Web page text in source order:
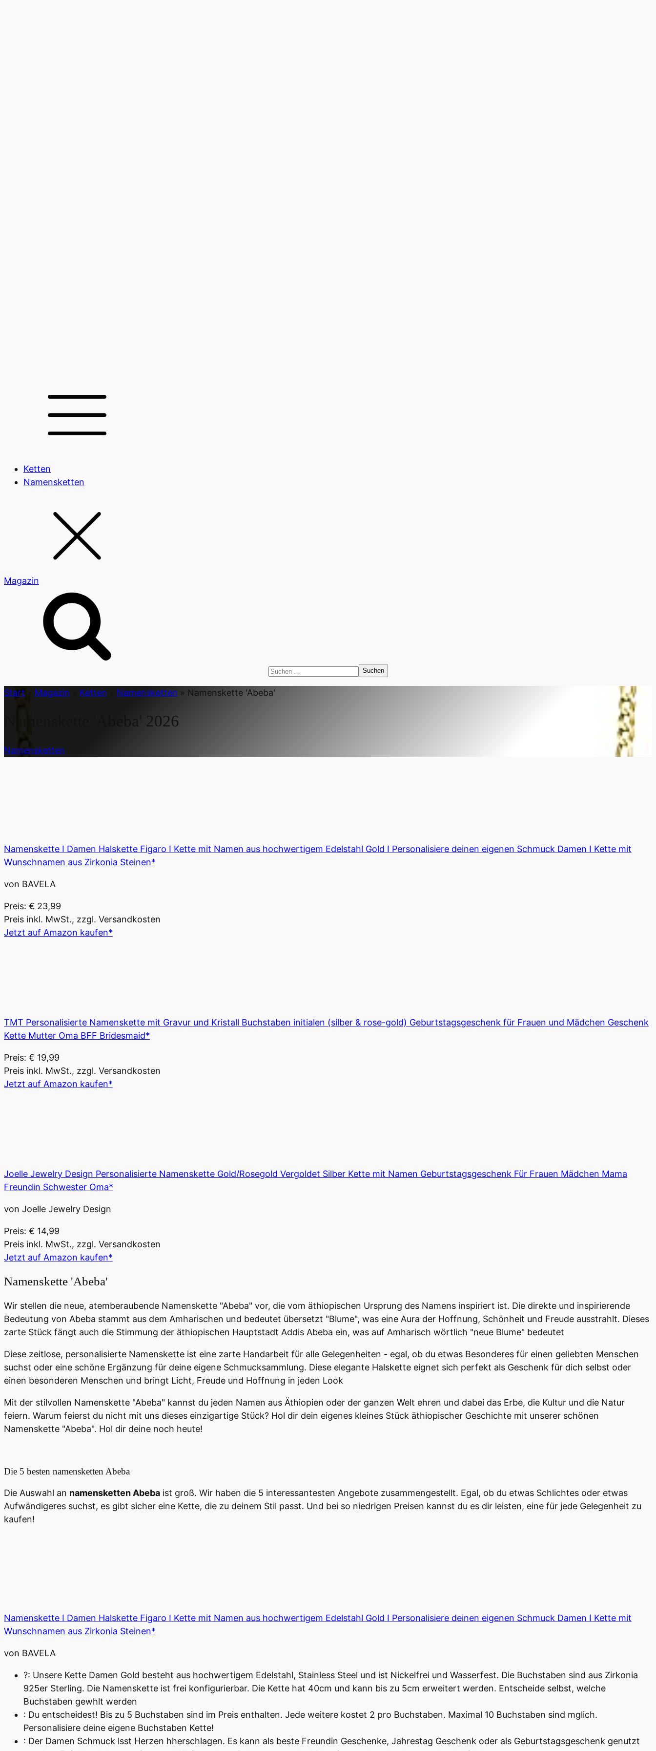
Ketten
Namensketten
Magazin
Suchen
Start
Magazin Ketten Namensketten » Namenskette 'Abeba'
Namenskette 'Abeba' 2026
Namensketten
Namenskette I Damen Halskette Figaro I Kette mit Namen aus hochwertigem Edelstahl Gold I Personalisiere deinen eigenen Schmuck Damen I Kette mit
Wunschnamen aus Zirkonia Steinen*
von BAVELA
Preis: € 23,99
Preis inkl. MwSt., zzgl. Versandkosten
Jetzt auf Amazon kaufen*
TMT Personalisierte Namenskette mit Gravur und Kristall Buchstaben initialen (silber & rose-gold) Geburtstagsgeschenk für Frauen und Mädchen Geschenk
Kette Mutter Oma BFF Bridesmaid*
Preis: € 19,99
Preis inkl. MwSt., zzgl. Versandkosten
Jetzt auf Amazon kaufen*
Joelle Jewelry Design Personalisierte Namenskette Gold/Rosegold Vergoldet Silber Kette mit Namen Geburtstagsgeschenk Für Frauen Mädchen Mama
Freundin Schwester Oma*
von Joelle Jewelry Design
Preis: € 14,99
Preis inkl. MwSt., zzgl. Versandkosten
Jetzt auf Amazon kaufen*
Namenskette 'Abeba'
Wir stellen die neue, atemberaubende Namenskette "Abeba" vor, die vom äthiopischen Ursprung des Namens inspiriert ist. Die direkte und inspirierende
Bedeutung von Abeba stammt aus dem Amharischen und bedeutet übersetzt "Blume", was eine Aura der Hoffnung, Schönheit und Freude ausstrahlt. Dieses
zarte Stück fängt auch die Stimmung der äthiopischen Hauptstadt Addis Abeba ein, was auf Amharisch wörtlich "neue Blume" bedeutet
Diese zeitlose, personalisierte Namenskette ist eine zarte Handarbeit für alle Gelegenheiten - egal, ob du etwas Besonderes für einen geliebten Menschen
suchst oder eine schöne Ergänzung für deine eigene Schmucksammlung. Diese elegante Halskette eignet sich perfekt als Geschenk für dich selbst oder
einen besonderen Menschen und bringt Licht, Freude und Hoffnung in jeden Look
Mit der stilvollen Namenskette "Abeba" kannst du jeden Namen aus Äthiopien oder der ganzen Welt ehren und dabei das Erbe, die Kultur und die Natur
feiern. Warum feierst du nicht mit uns dieses einzigartige Stück? Hol dir dein eigenes kleines Stück äthiopischer Geschichte mit unserer schönen
Namenskette "Abeba". Hol dir deine noch heute!
Die 5 besten namensketten Abeba
Die Auswahl an namensketten Abeba ist groß. Wir haben die 5 interessantesten Angebote zusammengestellt. Egal, ob du etwas Schlichtes oder etwas
Aufwändigeres suchst, es gibt sicher eine Kette, die zu deinem Stil passt. Und bei so niedrigen Preisen kannst du es dir leisten, eine für jede Gelegenheit zu
kaufen!
Namenskette I Damen Halskette Figaro I Kette mit Namen aus hochwertigem Edelstahl Gold I Personalisiere deinen eigenen Schmuck Damen I Kette mit
Wunschnamen aus Zirkonia Steinen*
von BAVELA
?: Unsere Kette Damen Gold besteht aus hochwertigem Edelstahl, Stainless Steel und ist Nickelfrei und Wasserfest. Die Buchstaben sind aus Zirkonia
925er Sterling. Die Namenskette ist frei konfigurierbar. Die Kette hat 40cm und kann bis zu 5cm erweitert werden. Entscheide selbst, welche
Buchstaben gewhlt werden
: Du entscheidest! Bis zu 5 Buchstaben sind im Preis enthalten. Jede weitere kostet 2 pro Buchstaben. Maximal 10 Buchstaben sind mglich.
Personalisiere deine eigene Buchstaben Kette!
: Der Damen Schmuck lsst Herzen hherschlagen. Es kann als beste Freundin Geschenke, Jahrestag Geschenk oder als Geburtstagsgeschenk genutzt